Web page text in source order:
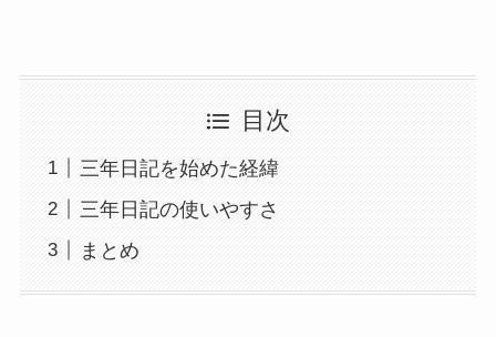
目次
三年日記を始めた経緯
三年日記の使いやすさ
まとめ